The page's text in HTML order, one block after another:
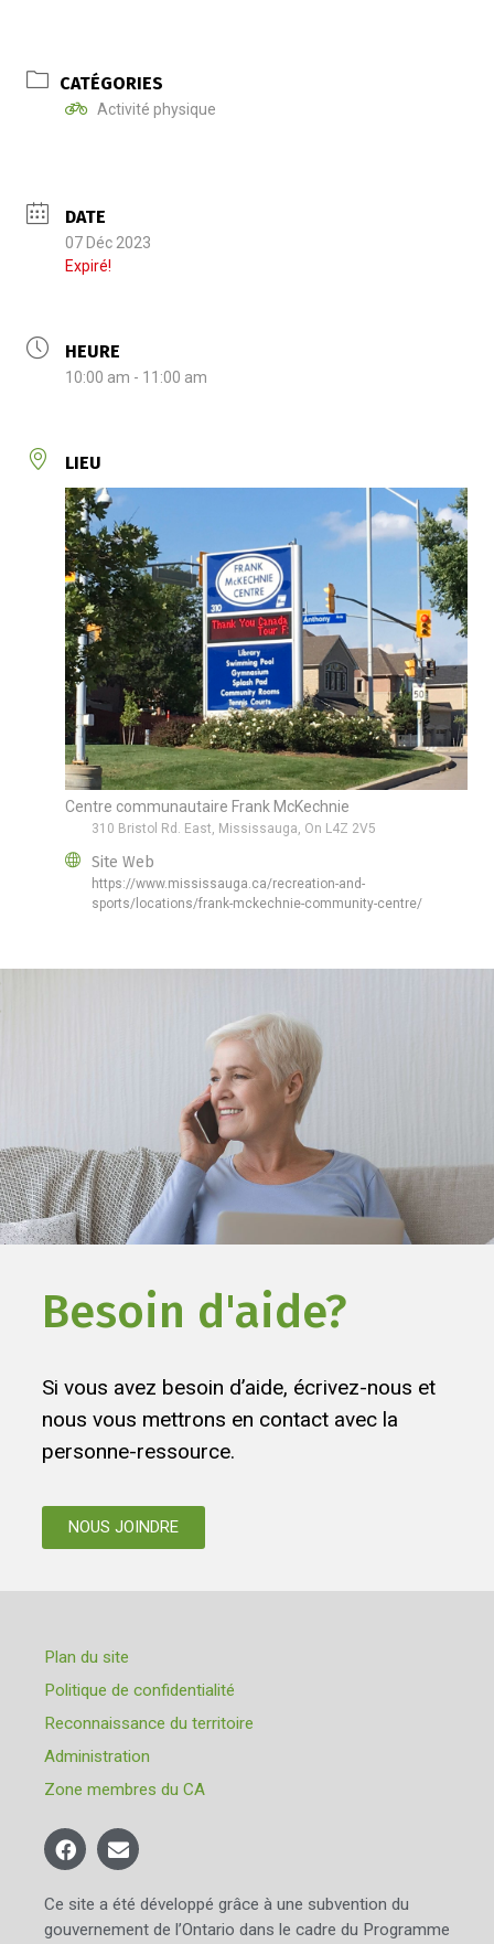
CATÉGORIES
Activité physique
DATE
07 Déc 2023
Expiré!
HEURE
10:00 am - 11:00 am
LIEU
Centre communautaire Frank McKechnie
310 Bristol Rd. East, Mississauga, On L4Z 2V5
Site Web
https://www.mississauga.ca/recreation-and-
sports/locations/frank-mckechnie-community-centre/
Besoin d'aide?
Si vous avez besoin d’aide, écrivez-nous et
nous vous mettrons en contact avec la
personne-ressource.
NOUS JOINDRE
Plan du site
Politique de confidentialité
Reconnaissance du territoire
Administration
Zone membres du CA
Ce site a été développé grâce à une subvention du
gouvernement de l’Ontario dans le cadre du Programme